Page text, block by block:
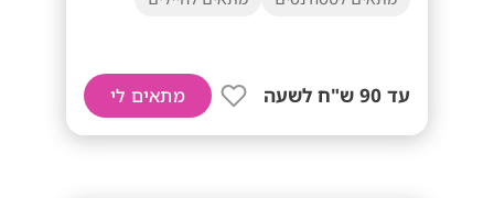
עד 90 ש"ח לשעה מתאים לי